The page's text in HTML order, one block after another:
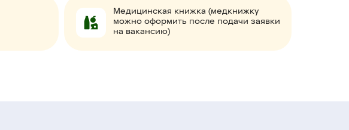
Медицинская книжка (медкнижку
можно оформить после подачи заявки
на вакансию)